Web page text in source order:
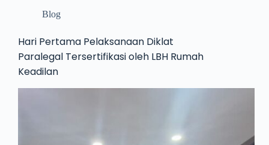
Blog
Hari Pertama Pelaksanaan Diklat
Paralegal Tersertifikasi oleh LBH Rumah
Keadilan